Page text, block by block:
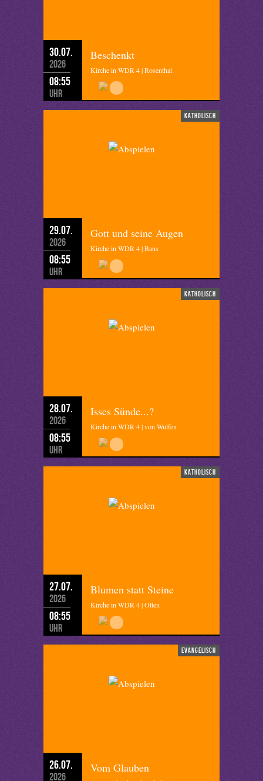
30.07.
2026
08:55
Uhr
Beschenkt
Kirche in WDR 4 | Rosenthal
katholisch
29.07.
2026
08:55
Uhr
Gott und seine Augen
Kirche in WDR 4 | Bans
katholisch
28.07.
2026
08:55
Uhr
Isses Sünde...?
Kirche in WDR 4 | von Wulfen
katholisch
27.07.
2026
08:55
Uhr
Blumen statt Steine
Kirche in WDR 4 | Otten
evangelisch
26.07.
2026
Vom Glauben